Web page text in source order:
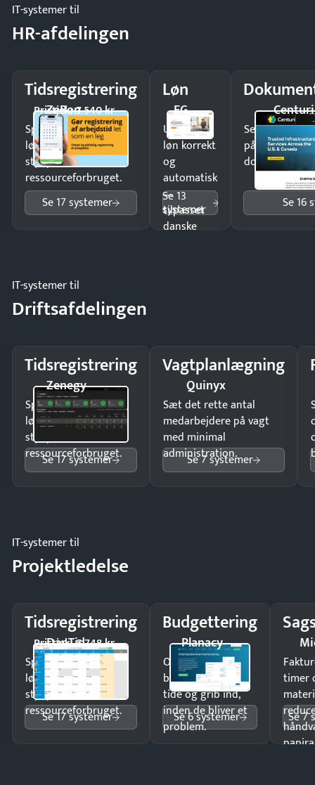
IT-systemer til
HR-afdelingen
Tidsregistrering
ZeBon
Pristjek: 7.540 kr
Spar tid på
lønberegning og få
styr på
ressourceforbruget.
Se 17 systemer
Løn
EG
Udbetal
løn korrekt
og
automatisk
—
tilpasset
danske
Se 13
systemer
Centuri
Send
på minutter
dokumenter.
Se 16
IT-systemer til
Driftsafdelingen
Tidsregistrering
Zenegy
Spar tid på
lønberegning og få
styr på
ressourceforbruget.
Se 17 systemer
Vagtplanlægning
Quinyx
Sæt det rette antal
medarbejdere på vagt
med minimal
administration.
Se 7 systemer
IT-systemer til
Projektledelse
Tidsregistrering
DanTid
Pristjek: 5.748 kr
Spar tid på
lønberegning og få
styr på
ressourceforbruget.
Se 17 systemer
Budgettering
Planacy
Opdag
budgetafvigelser i
tide og grib ind,
inden de bliver et
problem.
Se 6 systemer
timer
Se 7